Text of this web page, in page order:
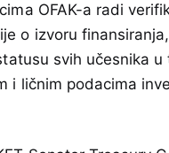
OFAK-a radi
o izvoru
svih učesnika u
i ličnim podacima